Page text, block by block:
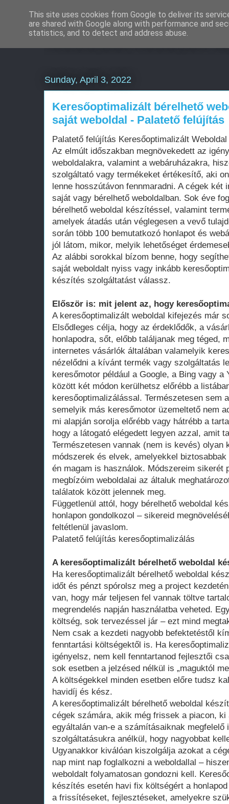
Weboldal készítés
Sunday, April 3, 2022
Keresőoptimalizált bérelhető
saját weboldal - Palatető felújítás
Palatető felújítás Keresőoptimalizált
Az elmúlt időszakban megnövekedett az
weboldalakra, valamint a webáruházakra,
szolgáltató vagy termékeket értékesítő, aki
lenne hosszútávon fennmaradni. A cégek két
saját vagy bérelhető weboldalban. Sok éve
bérelhető weboldal készítéssel, valamint
amelyek átadás után véglegesen a vevő
során több 100 bemutatkozó honlapot és
jól látom, mikor, melyik lehetőséget
Az alábbi sorokkal bízom benne, hogy
saját weboldalt nyiss vagy inkább
készítés szolgáltatást válassz.
Először is: mit jelent az, hogy
A keresőoptimalizált weboldal kifejezés már
Elsődleges célja, hogy az érdeklődők, a
honlapodra, sőt, előbb találjanak meg téged,
internetes vásárlók általában valamelyik
nézelődni a kívánt termék vagy szolgáltatás
keresőmotor például a Google, a Bing vagy a
között két módon kerülhetsz előrébb a
keresőoptimalizálással. Természetesen sem
semelyik más keresőmotor üzemeltető nem
mi alapján sorolja előrébb vagy hátrébb a
hogy a látogató elégedett legyen azzal, amit
Természetesen vannak (nem is kevés) olyan
módszerek és elvek, amelyekkel
én magam is használok. Módszereim sikerét
megbízóim weboldalai az általuk
találatok között jelennek meg.
Függetlenül attól, hogy bérelhető weboldal
honlapon gondolkozol – sikereid
feltétlenül javaslom.
Palatető felújítás keresőoptimalizálás
A keresőoptimalizált bérelhető weboldal
Ha keresőoptimalizált bérelhető weboldal
időt és pénzt spórolsz meg a project
van, hogy már teljesen fel vannak töltve
megrendelés napján használatba veheted.
költség, sok tervezéssel jár – ezt mind
Nem csak a kezdeti nagyobb befektetéstől
fenntartási költségektől is. Ha
igényelsz, nem kell fenntartanod fejlesztői
sok esetben a jelzésed nélkül is „maguktól
A költségekkel minden esetben előre tudsz
havidíj és kész.
A keresőoptimalizált bérelhető weboldal
cégek számára, akik még frissek a piacon, ki
egyáltalán van-e a számításaiknak megfelelő
szolgáltatásukra anélkül, hogy nagyobbat
Ugyanakkor kiválóan kiszolgálja azokat a
nap mint nap foglalkozni a weboldallal –
weboldalt folyamatosan gondozni kell.
készítés esetén havi fix költségért a
a frissítéseket, fejlesztéseket, amelyekre
This site uses cookies from Google to deliver its
are shared with Google along with performance and
statistics, and to detect and address abuse.